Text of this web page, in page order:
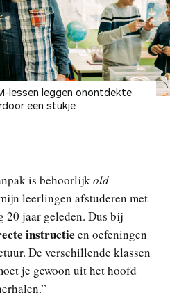
lessen leggen onontdekte
een stukje
is behoorlijk old
leerlingen afstuderen met
20 jaar geleden. Dus bij
instructie en oefeningen
De verschillende klassen
je gewoon uit het hoofd